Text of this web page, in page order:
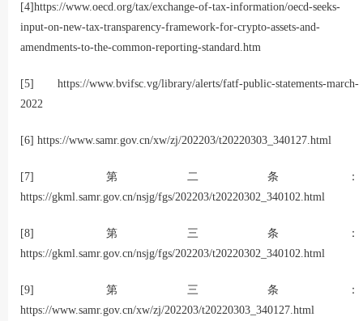
[4]https://www.oecd.org/tax/exchange-of-tax-information/oecd-seeks-
input-on-new-tax-transparency-framework-for-crypto-assets-and-
amendments-to-the-common-reporting-standard.htm
[5]
https://www.bvifsc.vg/library/alerts/fatf-public-statements-march-
2022
[6] https://www.samr.gov.cn/xw/zj/202203/t20220303_340127.html
[7]
第二条：
https://gkml.samr.gov.cn/nsjg/fgs/202203/t20220302_340102.html
[8]
第三条：
https://gkml.samr.gov.cn/nsjg/fgs/202203/t20220302_340102.html
[9]
第三条：
https://www.samr.gov.cn/xw/zj/202203/t20220303_340127.html